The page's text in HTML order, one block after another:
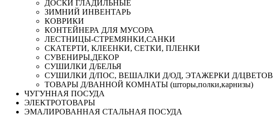
ДОСКИ ГЛАДИЛЬНЫЕ
ЗИМНИЙ ИНВЕНТАРЬ
КОВРИКИ
КОНТЕЙНЕРА ДЛЯ МУСОРА
ЛЕСТНИЦЫ-СТРЕМЯНКИ,САНКИ
СКАТЕРТИ, КЛЕЕНКИ, СЕТКИ, ПЛЕНКИ
СУВЕНИРЫ,ДЕКОР
СУШИЛКИ Д/БЕЛЬЯ
СУШИЛКИ Д/ПОС, ВЕШАЛКИ Д/ОД, ЭТАЖЕРКИ Д/ЦВЕТОВ
ТОВАРЫ Д/ВАННОЙ КОМНАТЫ (шторы,полки,карнизы)
ЧУГУННАЯ ПОСУДА
ЭЛЕКТРОТОВАРЫ
ЭМАЛИРОВАННАЯ СТАЛЬНАЯ ПОСУДА